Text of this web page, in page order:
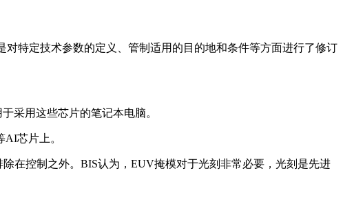
特定技术参数的定义、管制适用的目的地和条件等方面进行了修订
采用这些芯片的笔记本电脑。
芯片上。
控制之外。BIS认为，EUV掩模对于光刻非常必要，光刻是先进